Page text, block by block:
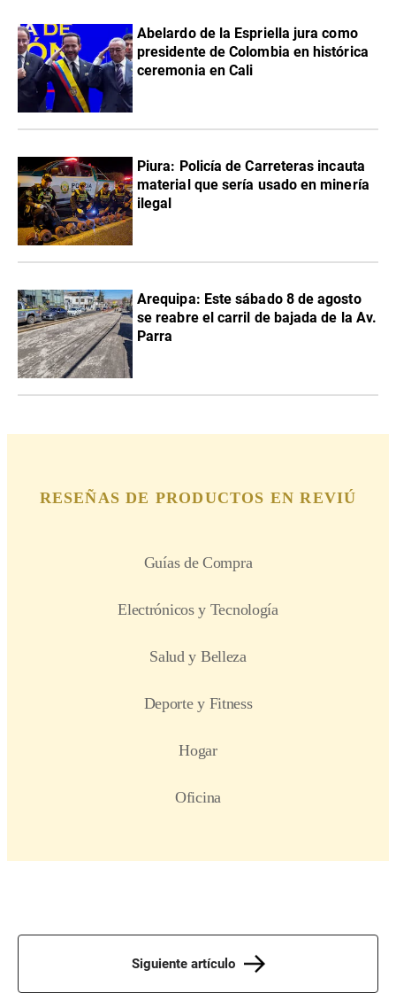
Abelardo de la Espriella jura como
presidente de Colombia en histórica
ceremonia en Cali
Piura: Policía de Carreteras incauta
material que sería usado en minería
ilegal
Arequipa: Este sábado 8 de agosto
se reabre el carril de bajada de la Av.
Parra
Siguiente artículo